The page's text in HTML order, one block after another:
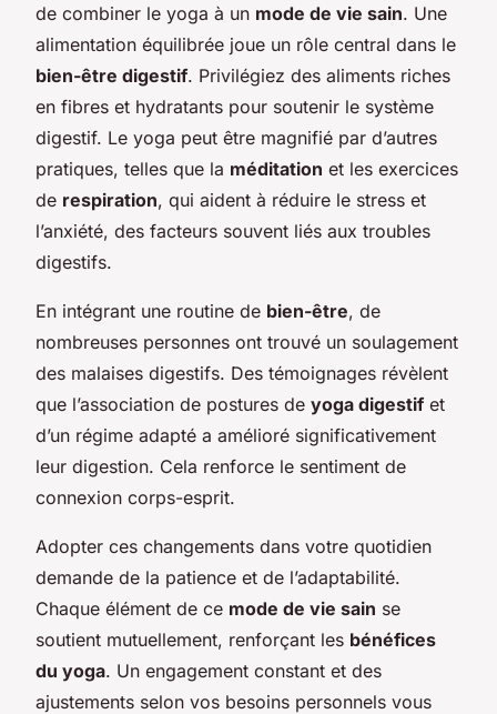
de combiner le yoga à un mode de vie sain. Une
alimentation équilibrée joue un rôle central dans le
bien-être digestif. Privilégiez des aliments riches
en fibres et hydratants pour soutenir le système
digestif. Le yoga peut être magnifié par d’autres
pratiques, telles que la méditation et les exercices
de respiration, qui aident à réduire le stress et
l’anxiété, des facteurs souvent liés aux troubles
digestifs.
En intégrant une routine de bien-être, de
nombreuses personnes ont trouvé un soulagement
des malaises digestifs. Des témoignages révèlent
que l’association de postures de yoga digestif et
d’un régime adapté a amélioré significativement
leur digestion. Cela renforce le sentiment de
connexion corps-esprit.
Adopter ces changements dans votre quotidien
demande de la patience et de l’adaptabilité.
Chaque élément de ce mode de vie sain se
soutient mutuellement, renforçant les bénéfices
du yoga. Un engagement constant et des
ajustements selon vos besoins personnels vous